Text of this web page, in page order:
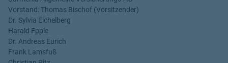
Vorstand: Thomas Bischof (Vorsitzender)
Dr. Sylvia Eichelberg
Harald Epple
Dr. Andreas Eurich
Frank Lamsfuß